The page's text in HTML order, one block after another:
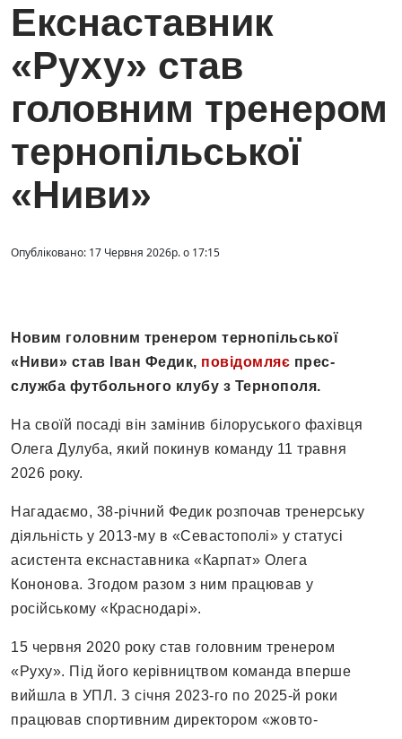
Екснаставник
«Руху» став
головним тренером
тернопільської
«Ниви»
Опубліковано: 17 Червня 2026р. о 17:15
Новим головним тренером тернопільської
«Ниви» став Іван Федик, повідомляє прес-
служба футбольного клубу з Тернополя.
На своїй посаді він замінив білоруського фахівця
Олега Дулуба, який покинув команду 11 травня
2026 року.
Нагадаємо, 38-річний Федик розпочав тренерську
діяльність у 2013-му в «Севастополі» у статусі
асистента екснаставника «Карпат» Олега
Кононова. Згодом разом з ним працював у
російському «Краснодарі».
15 червня 2020 року став головним тренером
«Руху». Під його керівництвом команда вперше
вийшла в УПЛ. З січня 2023-го по 2025-й роки
працював спортивним директором «жовто-